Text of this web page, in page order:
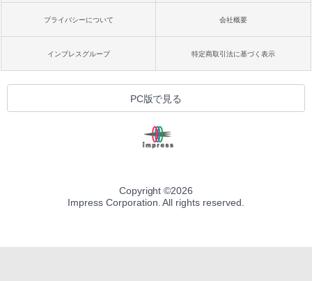
プライバシーについて 会社概要
インプレスグループ 特定商取引法に基づく表示
PC版で見る
Copyright ©2026
Impress Corporation. All rights reserved.